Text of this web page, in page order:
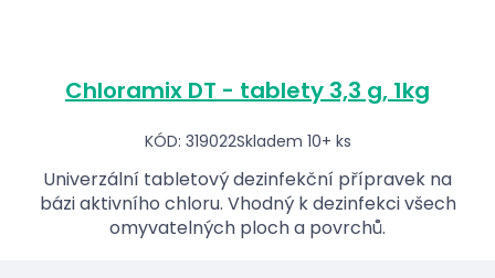
Chloramix DT - tablety 3,3 g, 1kg
KÓD: 319022Skladem 10+ ks
Univerzální tabletový dezinfekční přípravek na
bázi aktivního chloru. Vhodný k dezinfekci všech
omyvatelných ploch a povrchů.